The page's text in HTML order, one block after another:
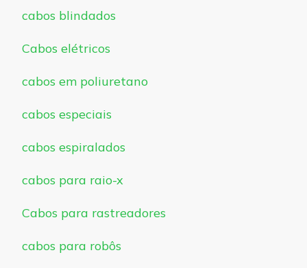
cabos blindados
Cabos elétricos
cabos em poliuretano
cabos especiais
cabos espiralados
cabos para raio-x
Cabos para rastreadores
cabos para robôs